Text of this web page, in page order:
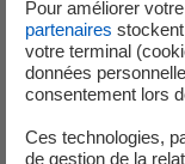
représentation
d'autres éléments,
préalable d’EDF
concernées, en
générale, les
Pour améliorer
partenaires
votre terminal
données
consentement lors
Ces technologies,
de gestion de la